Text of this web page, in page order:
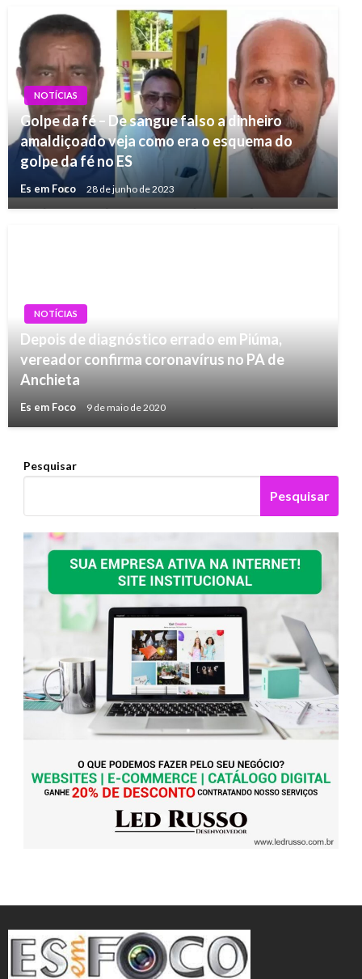
NOTÍCIAS
Golpe da fé – De sangue falso a dinheiro
amaldiçoado veja como era o esquema do
golpe da fé no ES
Es em Foco 28 de junho de 2023
NOTÍCIAS
Depois de diagnóstico errado em Piúma,
vereador confirma coronavírus no PA de
Anchieta
Es em Foco 9 de maio de 2020
Pesquisar
Pesquisar